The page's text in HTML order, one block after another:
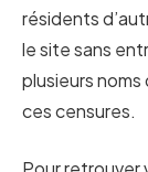
résidents
le site sans
plusieurs
ces censures.